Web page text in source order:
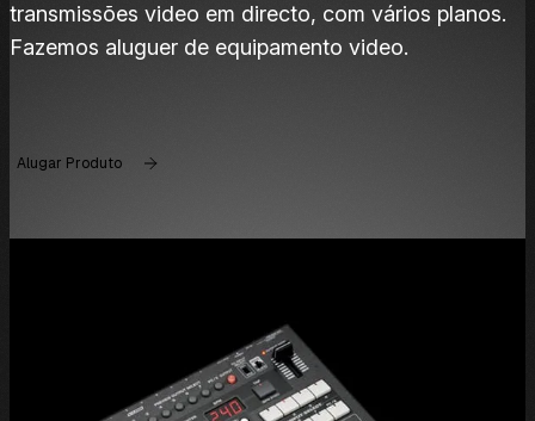
transmissões video em directo, com vários planos.
Fazemos aluguer de equipamento video.
Alugar Produto